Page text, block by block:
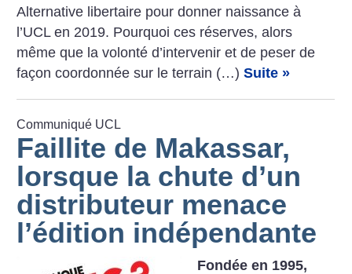
Alternative libertaire pour donner naissance à
l’UCL en 2019. Pourquoi ces réserves, alors
même que la volonté d’intervenir et de peser de
façon coordonnée sur le terrain (…)Suite »
Communiqué UCL
Faillite de Makassar,
lorsque la chute d’un
distributeur menace
l’édition indépendante
Fondée en 1995,